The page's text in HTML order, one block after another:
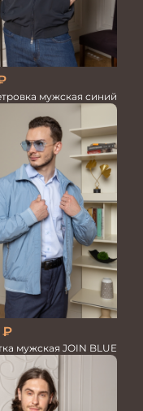
мужская синий
₽
мужская JOIN BLUE